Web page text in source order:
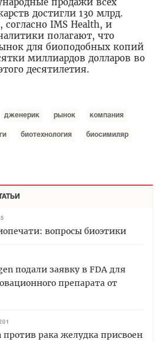
достигли 130 млрд.
согласно IMS Нealth, и
полагают, что
для биоподобных копий
миллиардов долларов во
десятилетия.
дженерик рынок компания
биотехнология биосимиляр
вопросы биоэтики
подали заявку в FDA для
препарата от
против рака желудка присвоен